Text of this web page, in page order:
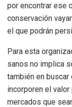
por encontrar ese
conservación
el que podrán
Para esta
sanos no implica
también en
incorporen el
mercados que